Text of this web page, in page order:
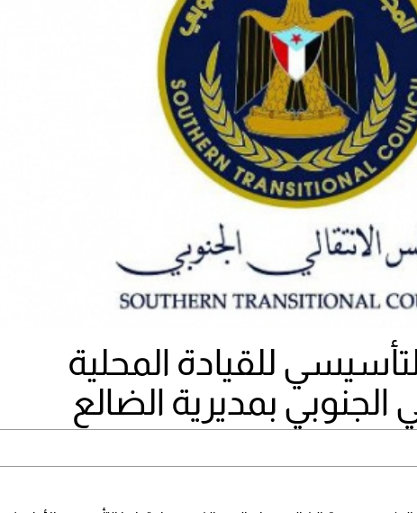
للقيادة المحلية
الجنوبي بمديرية الضالع